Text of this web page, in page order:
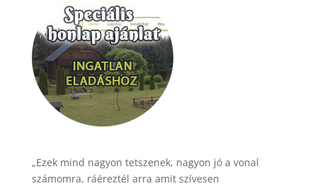
„Ezek mind nagyon tetszenek, nagyon jó a vonal
számomra, ráéreztél arra amit szívesen